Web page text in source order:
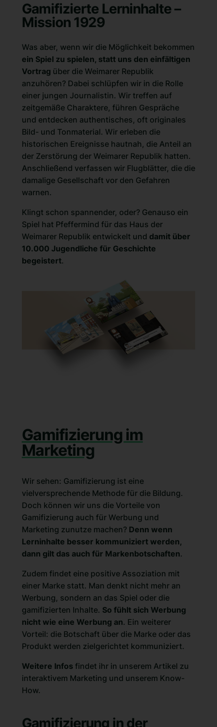
Gamifizierte Lerninhalte –
Mission 1929
Was aber, wenn wir die Möglichkeit bekommen
ein Spiel zu spielen, statt uns den einfältigen
Vortrag über die Weimarer Republik
anzuhören? Dabei schlüpfen wir in die Rolle
einer jungen Journalistin. Wir treffen auf
zeitgemäße Charaktere, führen Gespräche
und entdecken authentisches, oft originales
Bild- und Tonmaterial. Wir erleben die
historischen Ereignisse hautnah, die Anteil an
der Zerstörung der Weimarer Republik hatten.
Anschließend verfassen wir Flugblätter, die die
damalige Gesellschaft vor den Gefahren
warnen.
Klingt schon spannender, oder? Genauso ein
Spiel hat Pfeffermind für das Haus der
Weimarer Republik entwickelt und damit über
10.000 Jugendliche für Geschichte
begeistert.
Gamifizierung im
Marketing
Wir sehen: Gamifizierung ist eine
vielversprechende Methode für die Bildung.
Doch können wir uns die Vorteile von
Gamifizierung auch für Werbung und
Marketing zunutze machen? Denn wenn
Lerninhalte besser kommuniziert werden,
dann gilt das auch für Markenbotschaften.
Zudem findet eine positive Assoziation mit
einer Marke statt. Man denkt nicht mehr an
Werbung, sondern an das Spiel oder die
gamifizierten Inhalte. So fühlt sich Werbung
nicht wie eine Werbung an. Ein weiterer
Vorteil: die Botschaft über die Marke oder das
Produkt werden zielgerichtet kommuniziert.
Weitere Infos findet ihr in unserem Artikel zu
interaktivem Marketing und unserem Know-
How.
Gamifizierung in der